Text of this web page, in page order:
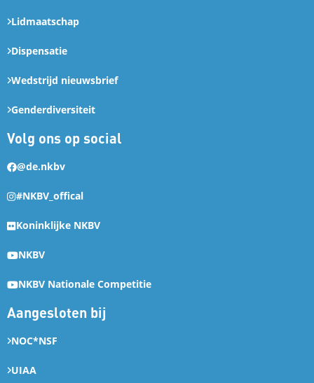
Lidmaatschap
Dispensatie
Wedstrijd nieuwsbrief
Genderdiversiteit
Volg ons op social
@de.nkbv
#NKBV_offical
Koninklijke NKBV
NKBV
NKBV Nationale Competitie
Aangesloten bij
NOC*NSF
UIAA